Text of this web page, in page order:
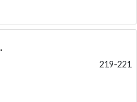
219-221